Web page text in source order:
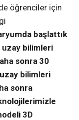
öğrenciler için
başlattık
bilimleri
sonra 30
bilimleri
sonra
3D